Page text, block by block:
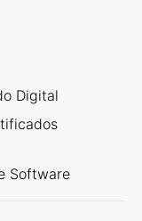
Digital
Software